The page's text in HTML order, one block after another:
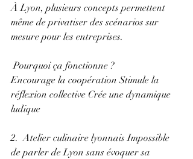
À Lyon, plusieurs concepts permettent
même de privatiser des scénarios sur
mesure pour les entreprises.
Pourquoi ça fonctionne ?
Encourage la coopération Stimule la
réflexion collective Crée une dynamique
ludique
2.  Atelier culinaire lyonnais Impossible
de parler de Lyon sans évoquer sa